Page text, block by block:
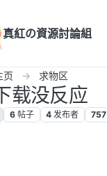
真紅の資源討論組
页 求物区
载没反应
6 帖子 4 发布者 757